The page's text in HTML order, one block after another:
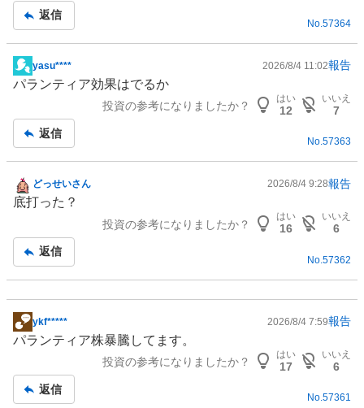
返信
No. 57364
掲
示
事
yasu**** 2026/8/4 11:02報告
パランティア効果はでるか
投資の参考になりましたか？
はい
12
いいえ
7
返信
No.57363
掲
示
事
どっせいさん 2026/8/4 9:28報告
底打った？
投資の参考になりましたか？
はい
16
いいえ
6
返信
No. 57362
掲
示
事
ykf***** 2026/8/4 7:59報告
パランティア株暴騰してます。
投資の参考になりましたか？
はい
17
いいえ
6
返信
No.57361